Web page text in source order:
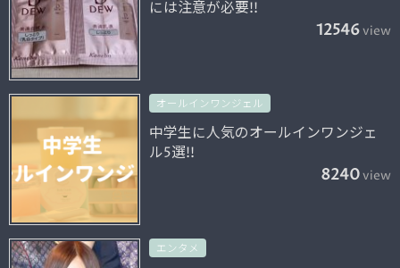
には注意が必要!!
12546view
オールインワンジェル
中学生に人気のオールインワンジェ
ル5選!!
8240view
エンタメ